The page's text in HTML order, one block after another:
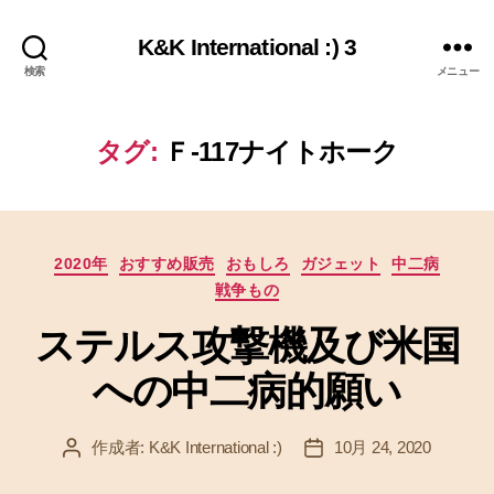
検索
K&K International :) 3
メニュー
タグ: Ｆ-117ナイトホーク
カ
テ
リ
ー
2020年 おすすめ販売 おもしろ ガジェット
中二病
戦争もの
ステルス攻撃機及び米国
への中二病的願い
投 作成者: K&K International :)
投
10月 24, 2020